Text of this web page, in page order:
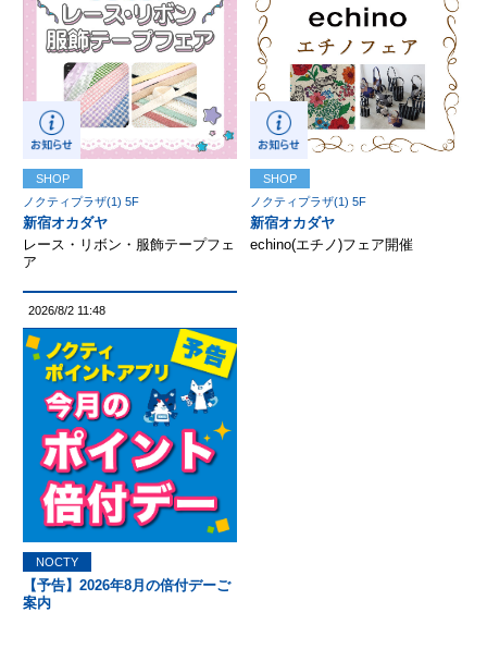
SHOP
ノクティプラザ(1) 5F
新宿オカダヤ
レース・リボン・服飾テープフェ
ア
SHOP
ノクティプラザ(1) 5F
新宿オカダヤ
echino(エチノ)フェア開催
2026/8/2 11:48
NOCTY
【予告】2026年8月の倍付デーご
案内